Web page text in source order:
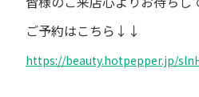
ご予約はこちら ↓↓
https://beauty.hotpepper.jp/